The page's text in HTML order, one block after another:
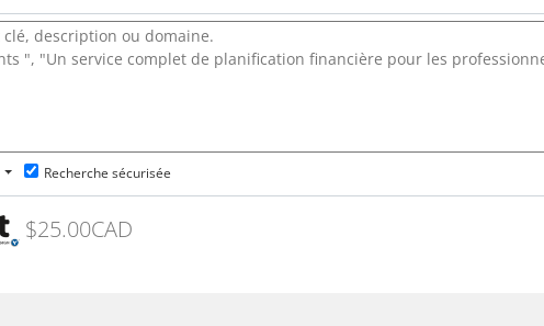
Recherche sécurisée
$25.00CAD